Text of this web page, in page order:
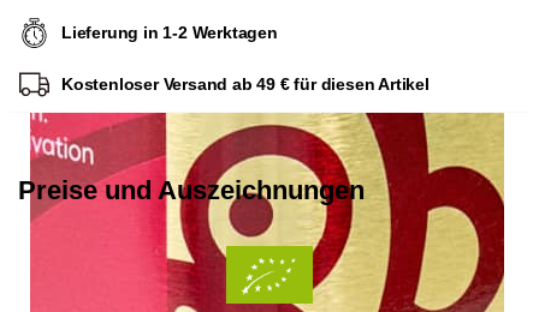
Lieferung in 1-2 Werktagen
Kostenloser Versand ab 49 € für diesen Artikel
Preise und Auszeichnungen